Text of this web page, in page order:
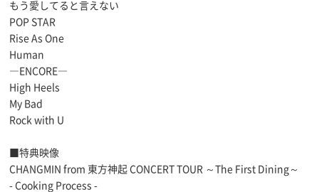
もう愛してると言えない
POP STAR
Rise As One
Human
―ENCORE―
High Heels
My Bad
Rock with U
■特典映像
CHANGMIN from 東方神起 CONCERT TOUR ～The First Dining～
- Cooking Process -